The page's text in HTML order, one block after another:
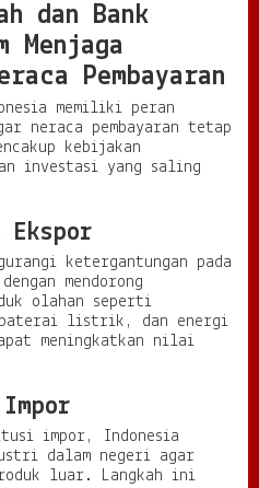
dan Bank
Menjaga
Pembayaran
memiliki peran
neraca pembayaran tetap
kebijakan
investasi yang saling
ketergantungan pada
mendorong
olahan seperti
baterai listrik, dan energi
meningkatkan nilai
impor, Indonesia
dalam negeri agar
luar. Langkah ini